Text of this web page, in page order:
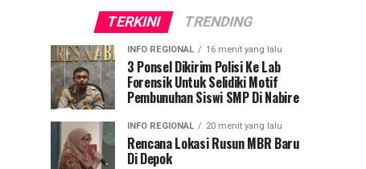
TERKINI TRENDING
INFO REGIONAL 16 menit yang lalu
3 Ponsel Dikirim Polisi Ke Lab
Forensik Untuk Selidiki Motif
Pembunuhan Siswi SMP Di Nabire
INFO REGIONAL 20 menit yang lalu
Rencana Lokasi Rusun MBR Baru
Di Depok